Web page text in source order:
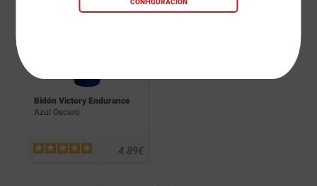
Bidón Victory Endurance
Azul Oscuro
€
4.89